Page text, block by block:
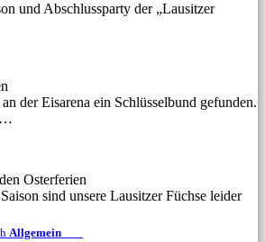
und Abschlussparty der „Lausitzer
der Eisarena ein Schlüsselbund gefunden.
Osterferien
sind unsere Lausitzer Füchse leider
Allgemein